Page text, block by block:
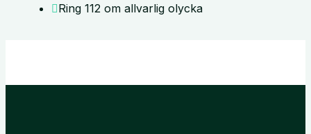
Ring 112 om allvarlig olycka